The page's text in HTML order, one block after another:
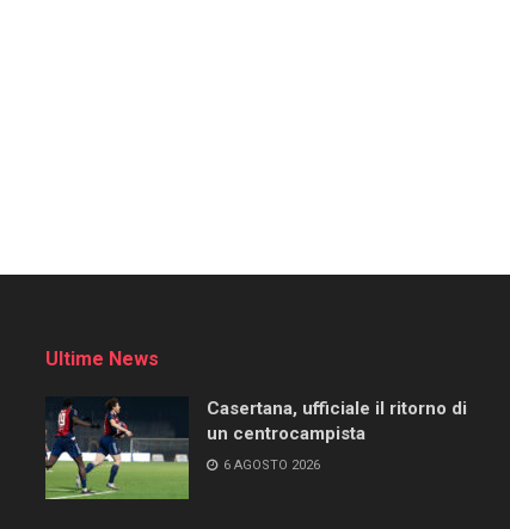
Ultime News
Casertana, ufficiale il ritorno di
un centrocampista
6 AGOSTO 2026